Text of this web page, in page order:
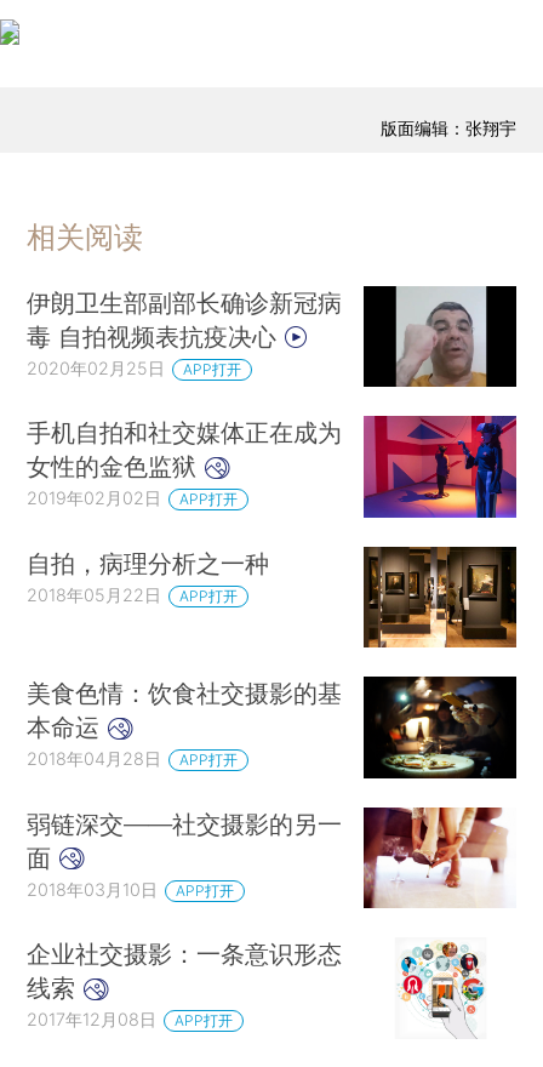
版面编辑：张翔宇
相关阅读
伊朗卫生部副部长确诊新冠病
毒 自拍视频表抗疫决心
2020年02月25日 APP打开
手机自拍和社交媒体正在成为
女性的金色监狱
2019年02月02日 APP打开
自拍，病理分析之一种
2018年05月22日 APP打开
美食色情：饮食社交摄影的基
本命运
2018年04月28日 APP打开
弱链深交——社交摄影的另一
面
2018年03月10日 APP打开
企业社交摄影：一条意识形态
线索
2017年12月08日 APP打开